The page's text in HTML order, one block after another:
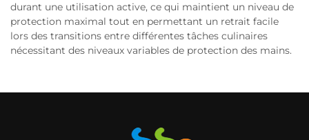
durant une utilisation active, ce qui maintient un niveau de
protection maximal tout en permettant un retrait facile
lors des transitions entre différentes tâches culinaires
nécessitant des niveaux variables de protection des mains.